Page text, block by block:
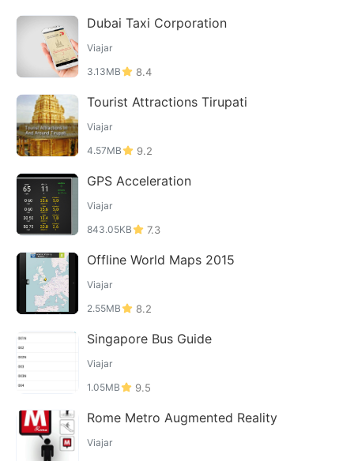
Dubai Taxi Corporation
Viajar
3.13MB
8.4
Tourist Attractions Tirupati
Viajar
4.57MB
9.2
GPS Acceleration
Viajar
843.05KB
7.3
Offline World Maps 2015
Viajar
2.55MB
8.2
Singapore Bus Guide
Viajar
1.05MB
9.5
Rome Metro Augmented Reality
Viajar